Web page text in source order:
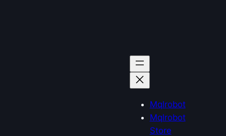
Mqlrobot
Mqlrobot
Store